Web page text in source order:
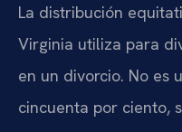
La distribución
Virginia utiliza para
en un divorcio. No es
cincuenta por ciento,